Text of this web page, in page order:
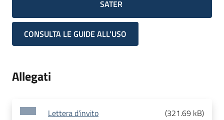
SATER
CONSULTA LE GUIDE ALL'USO
Allegati
Lettera d'invito (321.69 kB)